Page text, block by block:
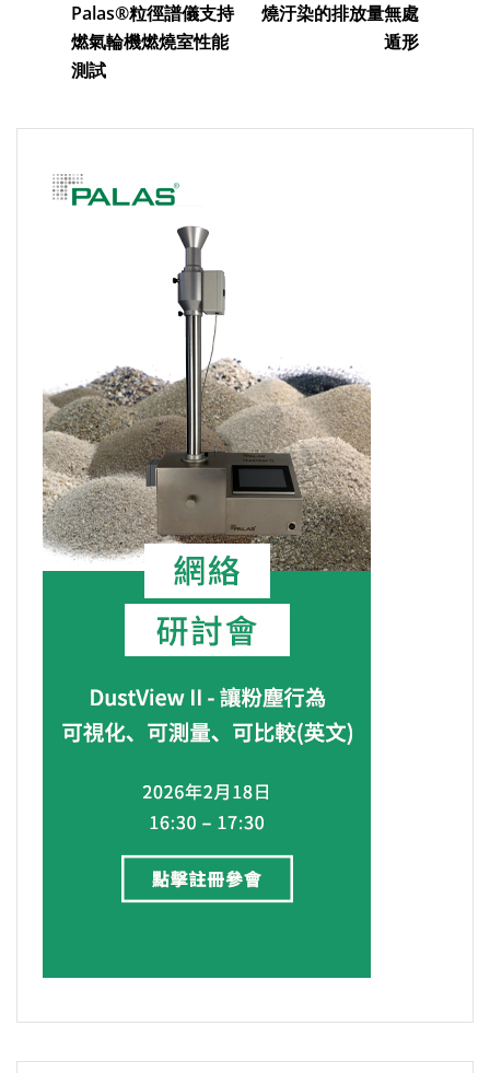
Palas®粒徑譜儀支持
燃氣輪機燃燒室性能
測試
燒汙染的排放量無處
遁形